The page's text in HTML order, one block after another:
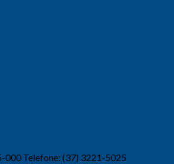
000 Telefone: (37) 3221-5025